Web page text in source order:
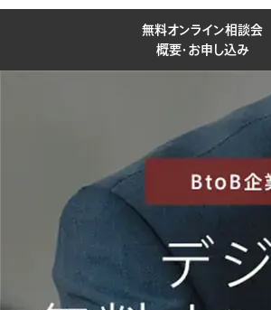
無料オンライン相談会
概要・お申し込み